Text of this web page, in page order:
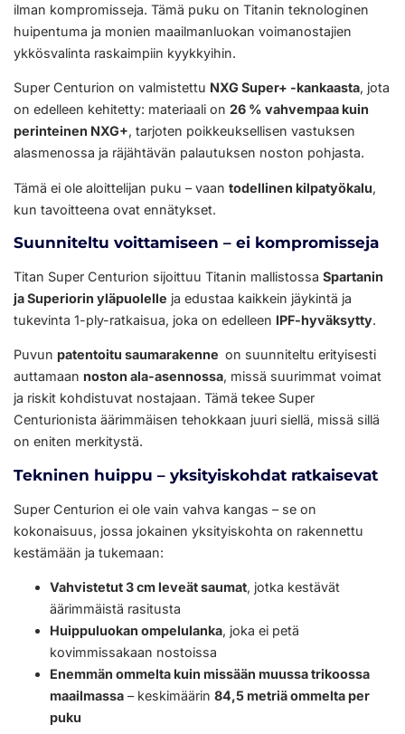
ilman kompromisseja. Tämä puku on Titanin teknologinen
huipentuma ja monien maailmanluokan voimanostajien
ykkösvalinta raskaimpiin kyykkyihin.
Super Centurion on valmistettu NXG Super+ -kankaasta, jota
on edelleen kehitetty: materiaali on 26 % vahvempaa kuin
perinteinen NXG+, tarjoten poikkeuksellisen vastuksen
alasmenossa ja räjähtävän palautuksen noston pohjasta.
Tämä ei ole aloittelijan puku – vaan todellinen kilpatyökalu,
kun tavoitteena ovat ennätykset.
Suunniteltu voittamiseen – ei kompromisseja
Titan Super Centurion sijoittuu Titanin mallistossa Spartanin
ja Superiorin yläpuolelle ja edustaa kaikkein jäykintä ja
tukevinta 1-ply-ratkaisua, joka on edelleen IPF-hyväksytty.
Puvun patentoitu saumarakenne on suunniteltu erityisesti
auttamaan noston ala-asennossa, missä suurimmat voimat
ja riskit kohdistuvat nostajaan. Tämä tekee Super
Centurionista äärimmäisen tehokkaan juuri siellä, missä sillä
on eniten merkitystä.
Tekninen huippu – yksityiskohdat ratkaisevat
Super Centurion ei ole vain vahva kangas – se on
kokonaisuus, jossa jokainen yksityiskohta on rakennettu
kestämään ja tukemaan:
Vahvistetut 3 cm leveät saumat, jotka kestävät
äärimmäistä rasitusta
Huippuluokan ompelulanka, joka ei petä
kovimmissakaan nostoissa
Enemmän ommelta kuin missään muussa trikoossa
maailmassa – keskimäärin 84,5 metriä ommelta per
puku